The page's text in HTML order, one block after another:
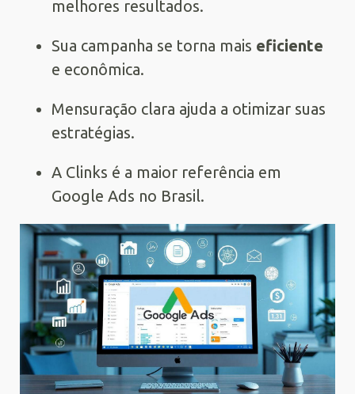
melhores resultados.
Sua campanha se torna mais eficiente
e econômica.
Mensuração clara ajuda a otimizar suas
estratégias.
A Clinks é a maior referência em
Google Ads no Brasil.